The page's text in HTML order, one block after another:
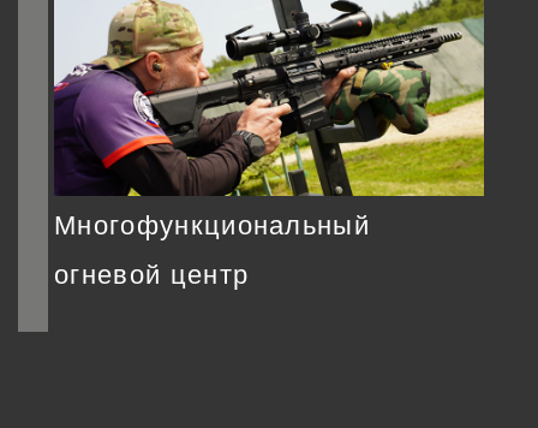
Многофункциональный
огневой центр